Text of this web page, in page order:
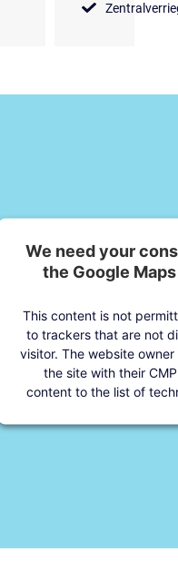
We need your
the Google
This content is not
to trackers that are not
visitor. The website
the site with their
content to the list of